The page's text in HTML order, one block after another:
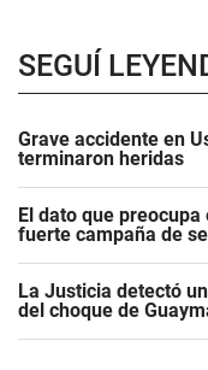
SEGUÍ
Grave accidente en
terminaron heridas
El dato que
fuerte campaña de
La Justicia detectó
del choque de